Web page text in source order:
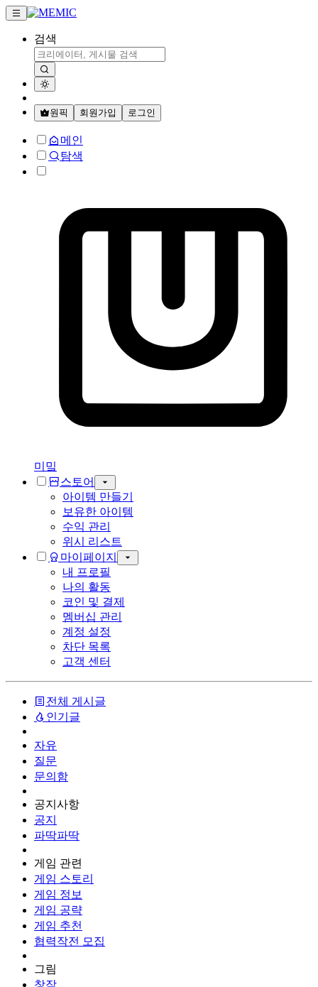
검색
원픽 회원가입 로그인
메인
탐색
미밐
스토어
아이템 만들기
보유한 아이템
수익 관리
위시 리스트
마이페이지
내 프로필
나의 활동
코인 및 결제
멤버십 관리
계정 설정
차단 목록
고객 센터
전체 게시글
인기글
자유
질문
문의함
공지사항
공지
파딱파딱
게임 관련
게임 스토리
게임 정보
게임 공략
게임 추천
협력작전 모집
그림
창작